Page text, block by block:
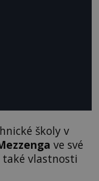
školy v
ve své
vlastnosti